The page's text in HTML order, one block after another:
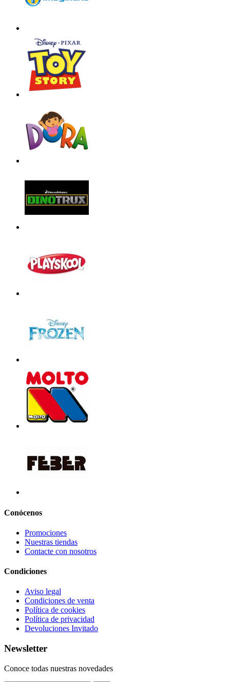
Conócenos
Promociones
Nuestras tiendas
Contacte con nosotros
Condiciones
Aviso legal
Condiciones de venta
Política de cookies
Política de privacidad
Devoluciones Invitado
Newsletter
Conoce todas nuestras novedades